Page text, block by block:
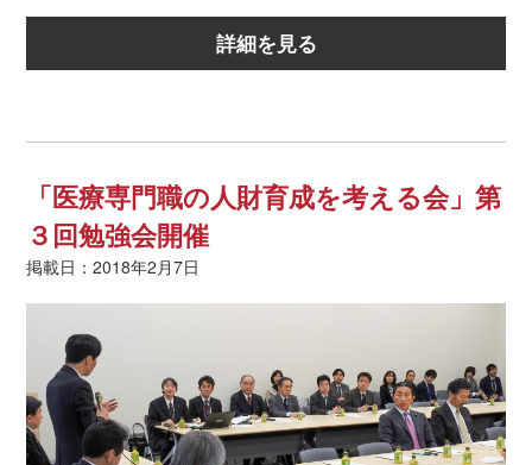
詳細を見る
「医療専門職の人財育成を考える会」第
３回勉強会開催
掲載日：2018年2月7日